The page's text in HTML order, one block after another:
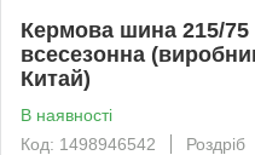
Кермова шина 215/75
всесезонна
Китай)
В наявності
Код: 1498946542
Роздріб